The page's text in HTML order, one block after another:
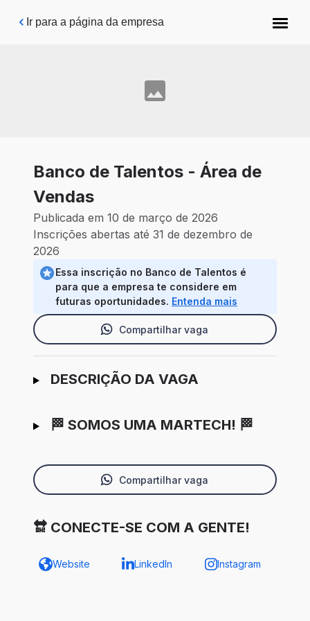
Pular para o conteúdo principal
Ir para a página da empresa
Banco de Talentos - Área de
Vendas
Publicada em 10 de março de 2026
Inscrições abertas até 31 de dezembro de
2026
Essa inscrição no Banco de Talentos é
para que a empresa te considere em
futuras oportunidades. Entenda mais
Compartilhar vaga
Ir para candidatura
DESCRIÇÃO DA VAGA
🏁 SOMOS UMA MARTECH! 🏁
Compartilhar vaga
🔛 CONECTE-SE COM A GENTE!
Website LinkedIn Instagram